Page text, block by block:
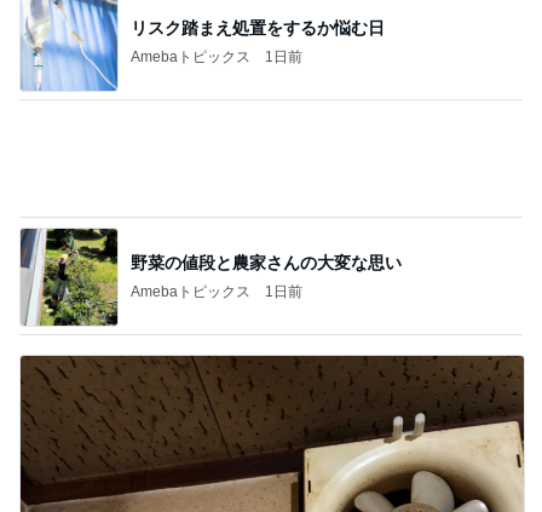
野菜の値段と農家さんの大変な思い
Amebaトピックス 1日前
入居が決まり喜んだのもつかの間
Amebaトピックス 1日前
記事を読む